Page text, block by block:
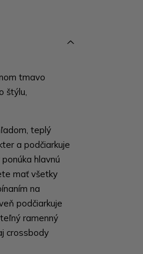
tmavo
štýlu,
teplý
a podčiarkuje
hlavnú
mať všetky
na
podčiarkuje
ramenný
crossbody